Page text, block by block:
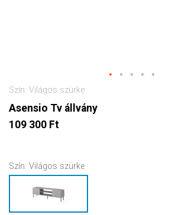
Szín: Világos szürke
Asensio Tv állvány
109 300 Ft
Szín: Világos szürke